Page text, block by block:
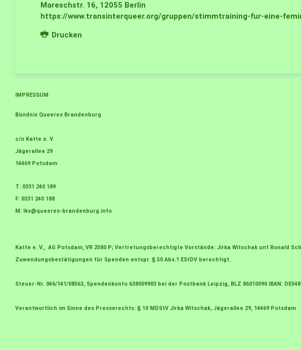
Mareschstr. 16, 12055 Berlin
https://www.transinterqueer.org/gruppen/stimmtraining-fur-eine-
Drucken
IMPRESSUM
Bündnis Queeres Brandenburg
c/o Katte e. V.
Jägerallee 29
14469 Potsdam
T: 0331 240 189
F: 0331 240 188
M: lks@queeres-brandenburg.info
Katte e. V., AG Potsdam, VR 2580 P; Vertretungsberechtigte Vorstände: Jirka Witschak unf Ronald
Zuwendungsbestätigungen für Spenden entspr. § 50 Abs.1 EStDV berechtigt.
Steuer-Nr. 046/141/08563, Spendenkonto 638009903 bei der Postbank Leipzig, BLZ 86010090 IBAN:
Verantwortlich im Sinne des Presserechts: § 10 MDStV Jirka Witschak, Jägerallee 29, 14469 Potsdam